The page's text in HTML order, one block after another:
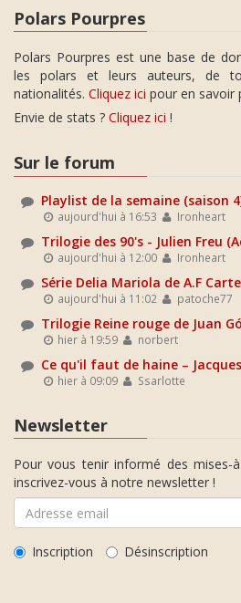
Polars Pourpres
Polars Pourpres est une base de
les polars et leurs auteurs, de
nationalités. Cliquez ici pour en savoir
Envie de stats ? Cliquez ici !
Sur le forum
Playlist de la semaine (saison
aujourd'hui à 16:53 Ironheart
Trilogie des 90's - Julien Freu
aujourd'hui à 12:00 Ironheart
Série Delia Mariola de A.F
aujourd'hui à 11:02 patoche77
Trilogie Reine rouge de Juan
hier à 19:59 norbert
Ce qu'il faut de haine –
hier à 09:09 Ssarlotte
Newsletter
Pour vous tenir informé des mises-
inscrivez-vous à notre newsletter !
Inscription Désinscription